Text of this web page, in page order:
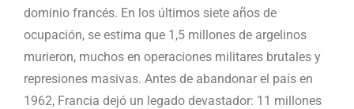
dominio francés. En los últimos siete años de
ocupación, se estima que 1,5 millones de argelinos
murieron, muchos en operaciones militares brutales y
represiones masivas. Antes de abandonar el país en
1962, Francia dejó un legado devastador: 11 millones